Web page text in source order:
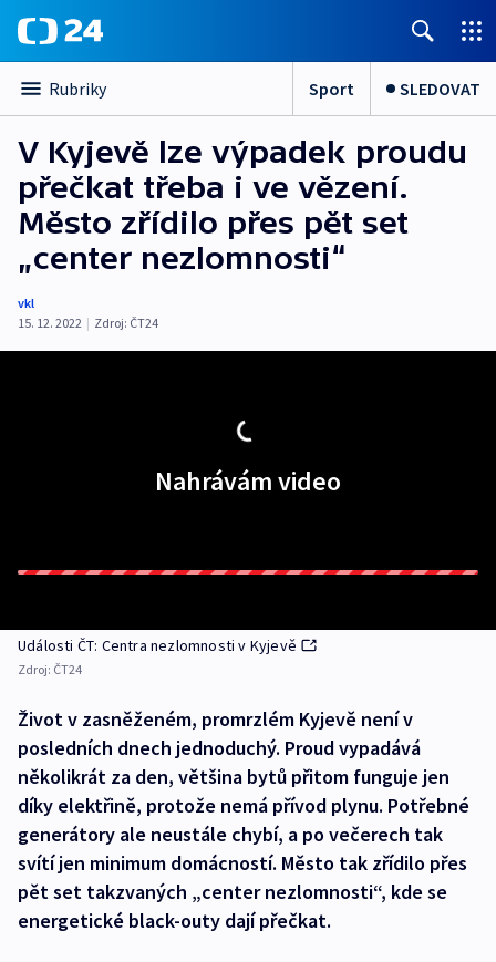
Rubriky Sport SLEDOVAT
V Kyjevě lze výpadek proudu
přečkat třeba i ve vězení.
Město zřídilo přes pět set
„center nezlomnosti“
vkl
15. 12. 2022 | Zdroj: ČT24
Nahrávám video
Události ČT: Centra nezlomnosti v Kyjevě
Zdroj: ČT24
Život v zasněženém, promrzlém Kyjevě není v
posledních dnech jednoduchý. Proud vypadává
několikrát za den, většina bytů přitom funguje jen
díky elektřině, protože nemá přívod plynu. Potřebné
generátory ale neustále chybí, a po večerech tak
svítí jen minimum domácností. Město tak zřídilo přes
pět set takzvaných „center nezlomnosti“, kde se
energetické black-outy dají přečkat.